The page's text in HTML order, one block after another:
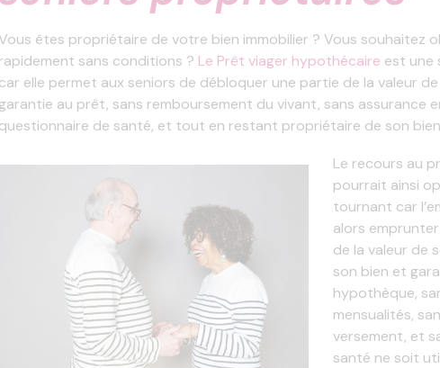
êtes propriétaire de votre bien immobilier ? Vous souhaitez
sans conditions ? Le Prêt viager hypothécaire est une
elle permet aux seniors de débloquer une partie de la valeur
au prêt, sans remboursement du vivant, sans assurance
de santé, et tout en restant propriétaire de son
Le recours au
pourrait ainsi
tournant car
alors
de la valeur de
son bien et
hypothèque,
mensualités,
versement, et
santé ne soit